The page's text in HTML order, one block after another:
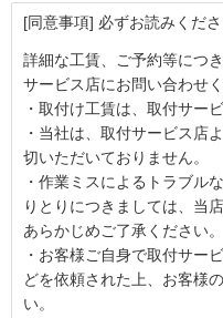
[同意事項] 必ずお読みくだ
詳細な工賃、ご予約等につ
サービス店にお問い合わせく
・取付け工賃は、取付サー
・当社は、取付サービス店
切いただいておりません。
・作業ミスによるトラブル
りとりにつきましては、当
あらかじめご了承ください。
・お客様ご自身で取付サー
どを依頼された上、お客様
い。